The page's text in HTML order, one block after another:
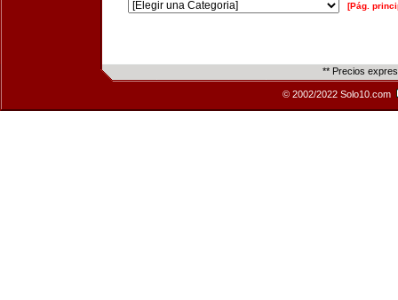
[Pág.
** Precios
© 2002/2022 Solo10.com